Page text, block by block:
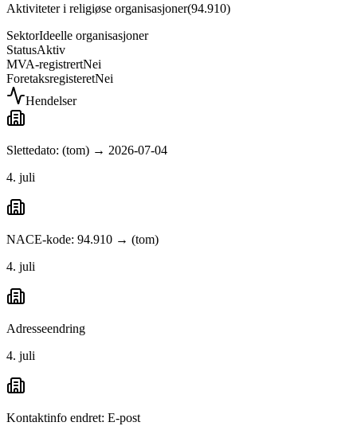
Aktiviteter i religiøse organisasjoner(94.910)
SektorIdeelle organisasjoner
StatusAktiv
MVA-registrertNei
ForetaksregisteretNei
Hendelser
Slettedato: (tom) → 2026-07-04
4. juli
NACE-kode: 94.910 → (tom)
4. juli
Adresseendring
4. juli
Kontaktinfo endret: E-post